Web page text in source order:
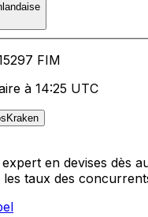
FIM
à 14:25 UTC
en devises dès
taux des